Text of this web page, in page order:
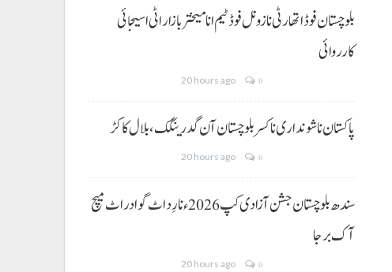
بلوچستان فوڈ اتھارٹی نا زونل فوڈ ٹیم انا میختر بازار اٹی اسیجائی
کارروائی
20 hours ago 0
پاکستان نا شونداری نا کسر بلوچستان آن گدرینگک، بلال کاکڑ
20 hours ago 0
سندھ بلوچستان جشن آزادی کپ 2026ء نا رِد اٹ گوادر اٹ میچ
آک برجا
20 hours ago 0